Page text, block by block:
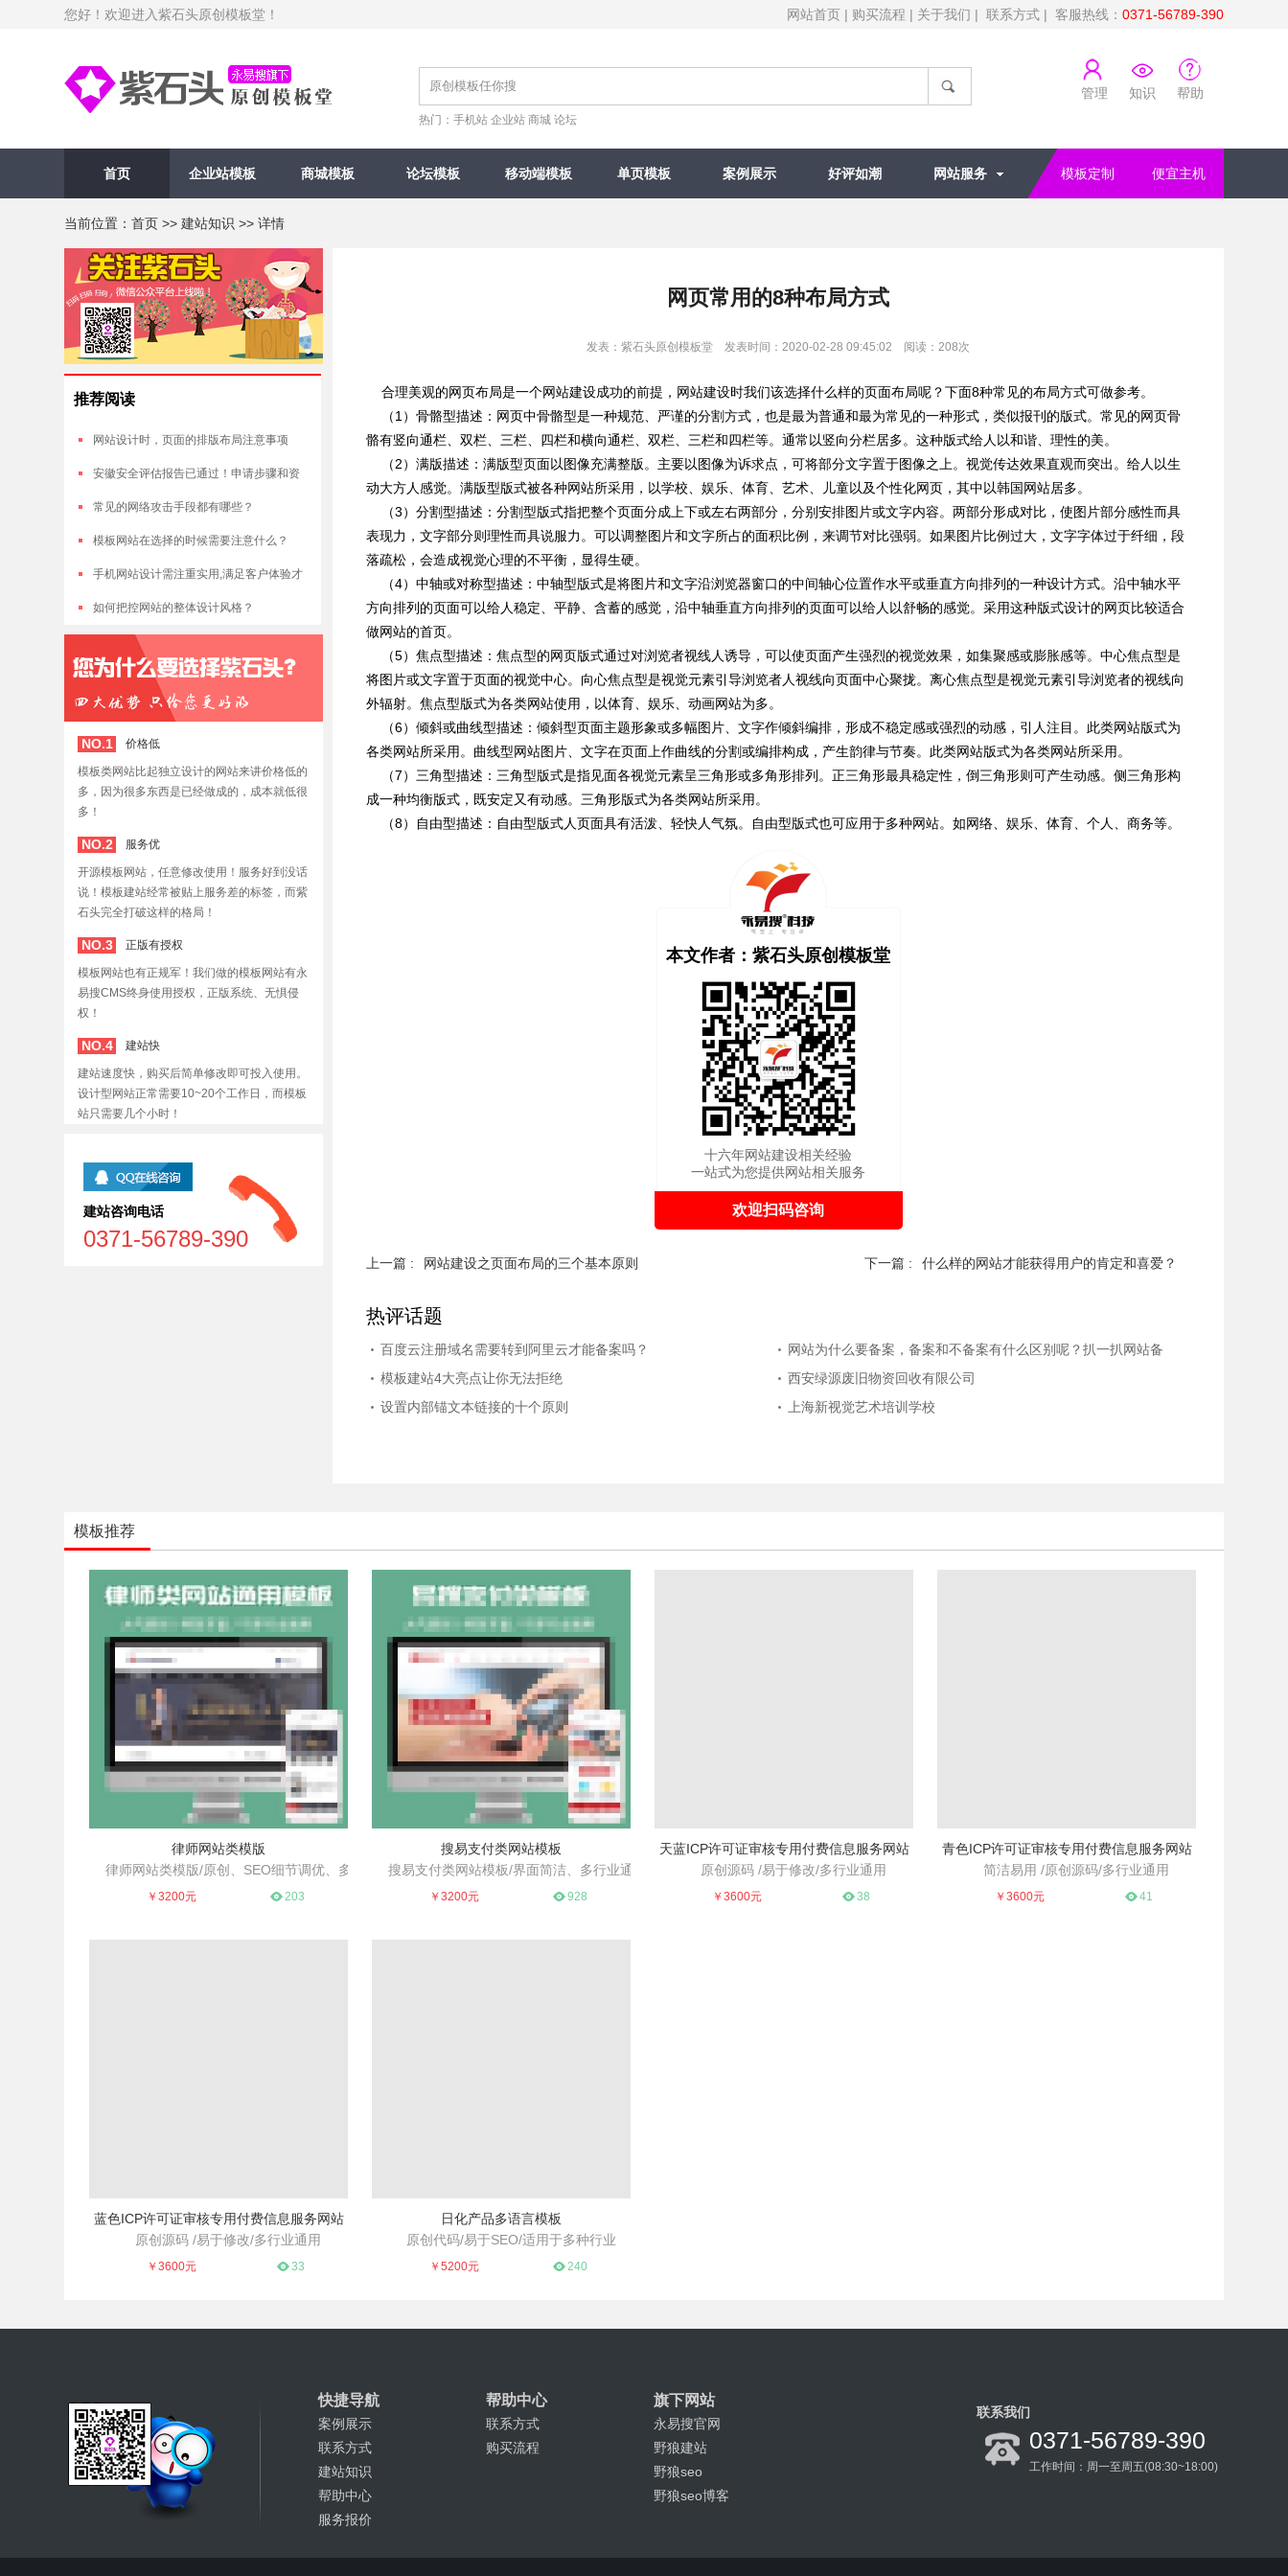
您好！欢迎进入紫石头原创模板堂！ 网站首页 | 购买流程 | 关于我们 | 联系方式 | 客服热线： 0371-56789-390
热门： 手机站 企业站 商城 论坛
管理 知识 帮助
首页 企业站模板 商城模板 论坛模板 移动端模板 单页模板 案例展示 好评如潮 网站服务 模板定制 便宜主机
当前位置： 首页 >> 建站知识 >> 详情
推荐阅读
网站设计时，页面的排版布局注意事项
安徽安全评估报告已通过！申请步骤和资
料干货分享
常见的网络攻击手段都有哪些？
模板网站在选择的时候需要注意什么？
手机网站设计需注重实用,满足客户体验才
是王道如何把控网站的整体设计风格？
NO.1 价格低
模板类网站比起独立设计的网站来讲价格低的
多，因为很多东西是已经做成的，成本就低很
多！
NO.2 服务优
开源模板网站，任意修改使用！服务好到没话
说！模板建站经常被贴上服务差的标签，而紫
石头完全打破这样的格局！
NO.3 正版有授权
模板网站也有正规军！我们做的模板网站有永
易搜CMS终身使用授权，正版系统、无惧侵
权！
NO.4 建站快
建站速度快，购买后简单修改即可投入使用。
设计型网站正常需要10~20个工作日，而模板
站只需要几个小时！
建站咨询电话
0371-56789-390
网页常用的8种布局方式
发表：紫石头原创模板堂 发表时间：2020-02-28 09:45:02 阅读： 208次
合理美观的网页布局是一个网站建设成功的前提，网站建设时我们该选择什么样的页面布局呢？下面8种常见的布局方式可做参考。
（1）骨骼型描述：网页中骨骼型是一种规范、严谨的分割方式，也是最为普通和最为常见的一种形式，类似报刊的版式。常见的网页骨
骼有竖向通栏、双栏、三栏、四栏和横向通栏、双栏、三栏和四栏等。通常以竖向分栏居多。这种版式给人以和谐、理性的美。
（2）满版描述：满版型页面以图像充满整版。主要以图像为诉求点，可将部分文字置于图像之上。视觉传达效果直观而突出。给人以生
动大方人感觉。满版型版式被各种网站所采用，以学校、娱乐、体育、艺术、儿童以及个性化网页，其中以韩国网站居多。
（3）分割型描述：分割型版式指把整个页面分成上下或左右两部分，分别安排图片或文字内容。两部分形成对比，使图片部分感性而具
表现力，文字部分则理性而具说服力。可以调整图片和文字所占的面积比例，来调节对比强弱。如果图片比例过大，文字字体过于纤细，段
落疏松，会造成视觉心理的不平衡，显得生硬。
（4）中轴或对称型描述：中轴型版式是将图片和文字沿浏览器窗口的中间轴心位置作水平或垂直方向排列的一种设计方式。沿中轴水平
方向排列的页面可以给人稳定、平静、含蓄的感觉，沿中轴垂直方向排列的页面可以给人以舒畅的感觉。采用这种版式设计的网页比较适合
做网站的首页。
（5）焦点型描述：焦点型的网页版式通过对浏览者视线人诱导，可以使页面产生强烈的视觉效果，如集聚感或膨胀感等。中心焦点型是
将图片或文字置于页面的视觉中心。向心焦点型是视觉元素引导浏览者人视线向页面中心聚拢。离心焦点型是视觉元素引导浏览者的视线向
外辐射。焦点型版式为各类网站使用，以体育、娱乐、动画网站为多。
（6）倾斜或曲线型描述：倾斜型页面主题形象或多幅图片、文字作倾斜编排，形成不稳定感或强烈的动感，引人注目。此类网站版式为
各类网站所采用。曲线型网站图片、文字在页面上作曲线的分割或编排构成，产生韵律与节奏。此类网站版式为各类网站所采用。
（7）三角型描述：三角型版式是指见面各视觉元素呈三角形或多角形排列。正三角形最具稳定性，倒三角形则可产生动感。侧三角形构
成一种均衡版式，既安定又有动感。三角形版式为各类网站所采用。
（8）自由型描述：自由型版式人页面具有活泼、轻快人气氛。自由型版式也可应用于多种网站。如网络、娱乐、体育、个人、商务等。
本文作者：紫石头原创模板堂
十六年网站建设相关经验
一站式为您提供网站相关服务
欢迎扫码咨询
上一篇 : 网站建设之页面布局的三个基本原则 下一篇 : 什么样的网站才能获得用户的肯定和喜爱？
热评话题
百度云注册域名需要转到阿里云才能备案吗？
网站为什么要备案，备案和不备案有什么区别呢？扒一扒网站备
案...
模板建站4大亮点让你无法拒绝
西安绿源废旧物资回收有限公司
设置内部锚文本链接的十个原则
上海新视觉艺术培训学校
模板推荐
律师网站类模版
律师网站类模版/原创、SEO细节调优、多
业通用好模板
简洁大方、利于SEO、多行通用
￥3200元 203
搜易支付类网站模板
搜易支付类网站模板/界面简洁、多行业通
用、易于SEO
专业设计、高端大气、适合多个行业
￥3200元 928
天蓝ICP许可证审核专用付费信息服务网站
原创源码 /易于修改/多行业通用
原创源码 /易于修改/多行业通用
￥3600元 38
青色ICP许可证审核专用付费信息服务网站
简洁易用 /原创源码/多行业通用
简洁易用 /原创源码/多行业通用
￥3600元 41
蓝色ICP许可证审核专用付费信息服务网站
原创源码 /易于修改/多行业通用
适用于各个行业、便于修改
￥3600元 33
日化产品多语言模板
原创代码/易于SEO/适用于多种行业
多语言产品展示模版，简约大气，源码原创
￥5200元 240
快捷导航
案例展示
联系方式
建站知识
帮助中心
服务报价
帮助中心
联系方式
购买流程
旗下网站
永易搜官网
野狼建站
野狼seo
野狼seo博客
联系我们
0371-56789-390
工作时间：周一至周五(08:30~18:00)